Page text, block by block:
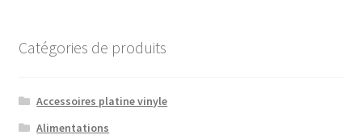
Catégories de produits
Accessoires platine vinyle
Alimentations